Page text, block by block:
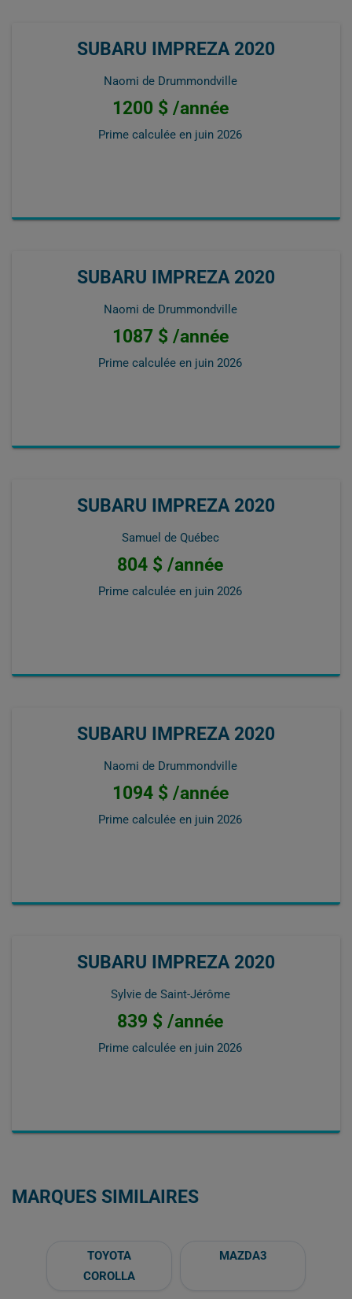
SUBARU IMPREZA 2020
Naomi de Drummondville
1200 $ /année
Prime calculée en juin 2026
SUBARU IMPREZA 2020
Naomi de Drummondville
1087 $ /année
Prime calculée en juin 2026
SUBARU IMPREZA 2020
Samuel de Québec
804 $ /année
Prime calculée en juin 2026
SUBARU IMPREZA 2020
Naomi de Drummondville
1094 $ /année
Prime calculée en juin 2026
SUBARU IMPREZA 2020
Sylvie de Saint-Jérôme
839 $ /année
Prime calculée en juin 2026
MARQUES SIMILAIRES
TOYOTA
COROLLA
MAZDA3